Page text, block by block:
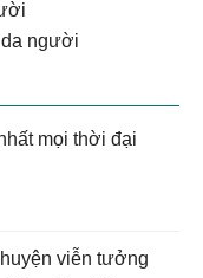
da người
mọi thời đại
viễn tưởng